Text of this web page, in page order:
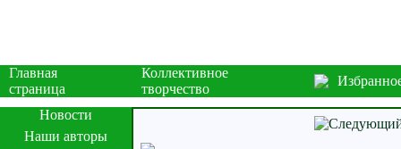
Главная
страница
Коллективное
творчество
Новости
Наши авторы